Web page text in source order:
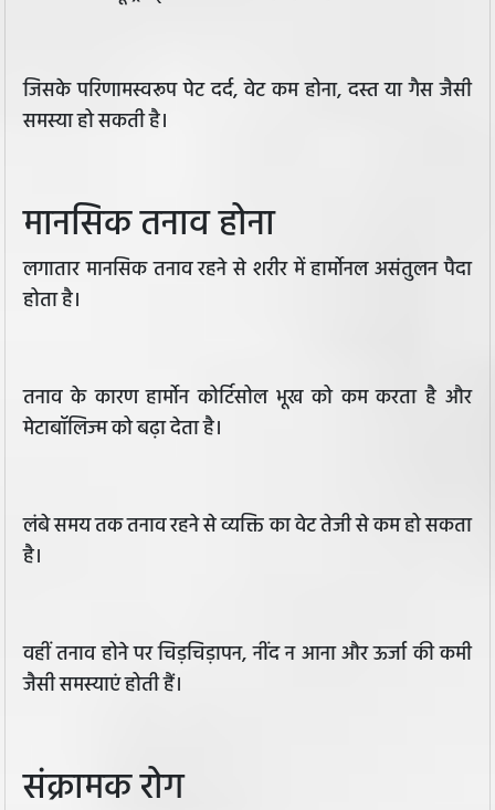
जिसके परिणामस्वरूप पेट दर्द, वेट कम होना, दस्त या गैस जैसी
समस्या हो सकती है।
मानसिक तनाव होना
लगातार मानसिक तनाव रहने से शरीर में हार्मोनल असंतुलन पैदा
होता है।
तनाव के कारण हार्मोन कोर्टिसोल भूख को कम करता है और
मेटाबॉलिज्म को बढ़ा देता है।
लंबे समय तक तनाव रहने से व्यक्ति का वेट तेजी से कम हो सकता
है।
वहीं तनाव होने पर चिड़चिड़ापन, नींद न आना और ऊर्जा की कमी
जैसी समस्याएं होती हैं।
संक्रामक रोग